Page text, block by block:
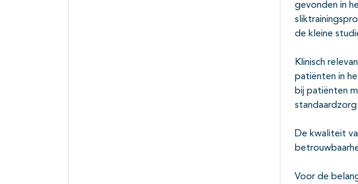
gevonden in
de kleine
Klinisch
patiënten in
bij patiënten
standaardzorg.
De kwaliteit
Voor de